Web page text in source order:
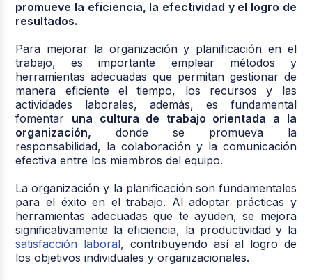
promueve la eficiencia, la efectividad y el logro de
resultados.
Para mejorar la organización y planificación en el
trabajo, es importante emplear métodos y
herramientas adecuadas que permitan gestionar de
manera eficiente el tiempo, los recursos y las
actividades laborales, además, es fundamental
fomentar una cultura de trabajo orientada a la
organización, donde se promueva la
responsabilidad, la colaboración y la comunicación
efectiva entre los miembros del equipo.
La organización y la planificación son fundamentales
para el éxito en el trabajo. Al adoptar prácticas y
herramientas adecuadas que te ayuden, se mejora
significativamente la eficiencia, la productividad y la
satisfacción laboral, contribuyendo así al logro de
los objetivos individuales y organizacionales.